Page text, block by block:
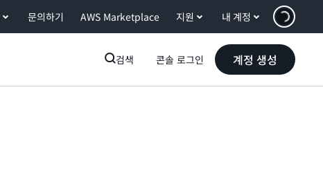
문의하기 AWS Marketplace 지원 내 계정
검색 콘솔 로그인 계정 생성